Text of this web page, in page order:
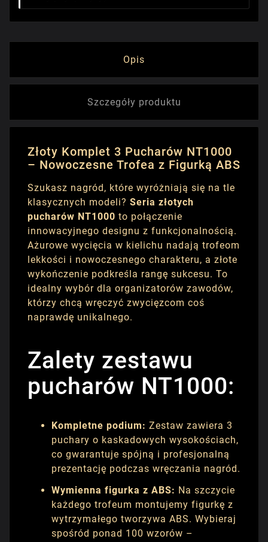
Opis
Szczegóły produktu
Złoty Komplet 3 Pucharów NT1000
– Nowoczesne Trofea z Figurką ABS
Szukasz nagród, które wyróżniają się na tle
klasycznych modeli? Seria złotych
pucharów NT1000 to połączenie
innowacyjnego designu z funkcjonalnością.
Ażurowe wycięcia w kielichu nadają trofeom
lekkości i nowoczesnego charakteru, a złote
wykończenie podkreśla rangę sukcesu. To
idealny wybór dla organizatorów zawodów,
którzy chcą wręczyć zwycięzcom coś
naprawdę unikalnego.
Zalety zestawu
pucharów NT1000:
Kompletne podium: Zestaw zawiera 3
puchary o kaskadowych wysokościach,
co gwarantuje spójną i profesjonalną
prezentację podczas wręczania nagród.
Wymienna figurka z ABS: Na szczycie
każdego trofeum montujemy figurkę z
wytrzymałego tworzywa ABS. Wybieraj
spośród ponad 100 wzorów –